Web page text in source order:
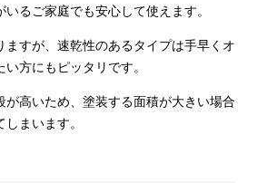
るご家庭でも安心して使えます。
ますが、速乾性のあるタイプは手早くオ
方にもピッタリです。
が高いため、塗装する面積が大きい場合
まいます。